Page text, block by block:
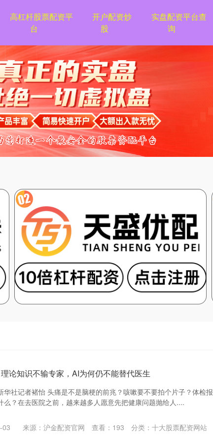
高杠杆股票配资平
台
开户配资炒
股
实盘配资平台查
询
论知识不输专家，AI为何仍不能替代医生
华社记者褚怡 头痛是不是脑梗的前兆？咳嗽要不要拍个片子？体检报
么？在去医院之前，越来越多人愿意先把健康问题抛给人....
03 来源：沪金配资官网 查看： 193 分类： 十大股票配资网站